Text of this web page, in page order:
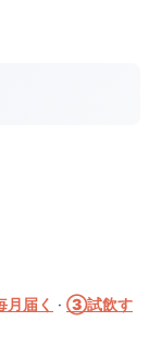
届く · ③試飲す